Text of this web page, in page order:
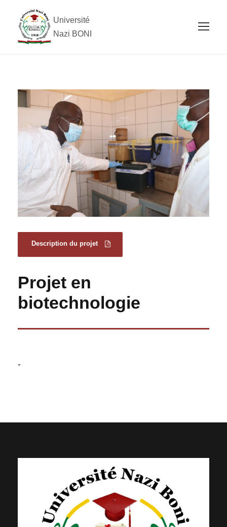
Université
Nazi BONI
Description du projet
Projet en
biotechnologie
-